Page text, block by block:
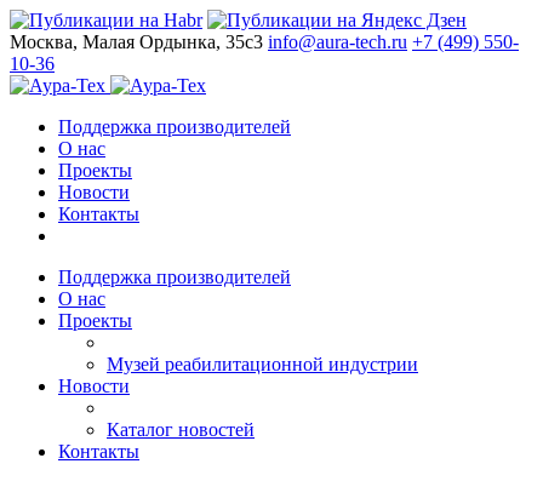
Москва, Малая Ордынка, 35с3 info@aura-tech.ru +7 (499) 550-
10-36
Поддержка производителей
О нас
Проекты
Новости
Контакты
Поддержка производителей
О нас
Проекты
Музей реабилитационной индустрии
Новости
Каталог новостей
Контакты